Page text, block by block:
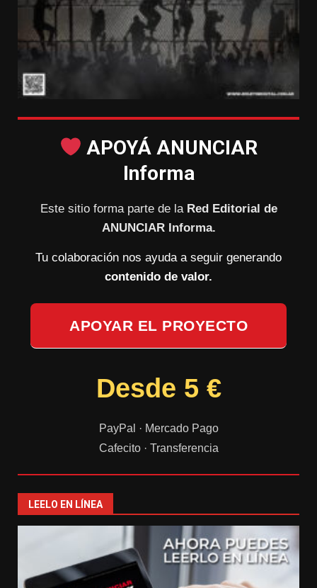
APOYÁ ANUNCIAR
Informa
Este sitio forma parte de la Red Editorial de
ANUNCIAR Informa.
Tu colaboración nos ayuda a seguir generando
contenido de valor.
APOYAR EL PROYECTO
Desde 5 €
PayPal · Mercado Pago
Cafecito · Transferencia
LEELO EN LÍNEA